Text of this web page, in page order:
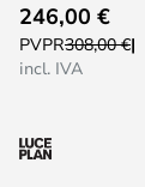
comienzo
galería
246,00 €
PVPR308,00 €
incl. IVA